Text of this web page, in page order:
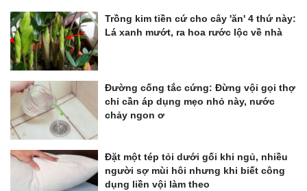
Trồng kim tiền cứ cho cây 'ăn' 4 thứ này:
Lá xanh mướt, ra hoa rước lộc về nhà
Đường cống tắc cứng: Đừng vội gọi thợ
chỉ cần áp dụng mẹo nhỏ này, nước
chảy ngon ơ
Đặt một tép tỏi dưới gối khi ngủ, nhiều
người sợ mùi hôi nhưng khi biết công
dụng liền vội làm theo